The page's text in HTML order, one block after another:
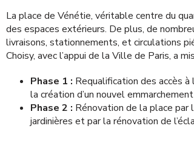
La place de Vénétie, véritable centre du
des espaces extérieurs. De plus, de
livraisons, stationnements, et circulations
Choisy, avec l’appui de la Ville de Paris, a
Phase 1 : Requalification des accès
la création d’un nouvel
Phase 2 : Rénovation de la place par
jardinières et par la rénovation de